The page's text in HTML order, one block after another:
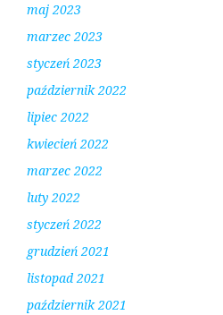
maj 2023
marzec 2023
styczeń 2023
październik 2022
lipiec 2022
kwiecień 2022
marzec 2022
luty 2022
styczeń 2022
grudzień 2021
listopad 2021
październik 2021